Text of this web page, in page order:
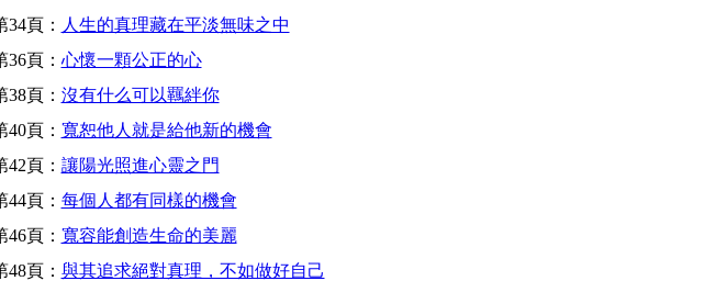
34頁： 人生的真理藏在平淡無味之中
36頁： 心懷一顆公正的心
38頁： 沒有什么可以羈絆你
40頁： 寬恕他人就是給他新的機會
42頁： 讓陽光照進心靈之門
44頁： 每個人都有同樣的機會
46頁： 寬容能創造生命的美麗
48頁： 與其追求絕對真理，不如做好自己